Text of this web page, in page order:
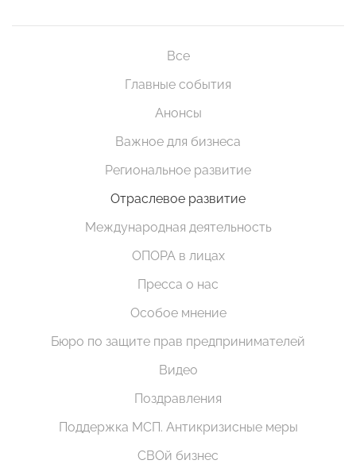
Все
Главные события
Анонсы
Важное для бизнеса
Региональное развитие
Отраслевое развитие
Международная деятельность
ОПОРА в лицах
Пресса о нас
Особое мнение
Бюро по защите прав предпринимателей
Видео
Поздравления
Поддержка МСП. Антикризисные меры
СВОй бизнес